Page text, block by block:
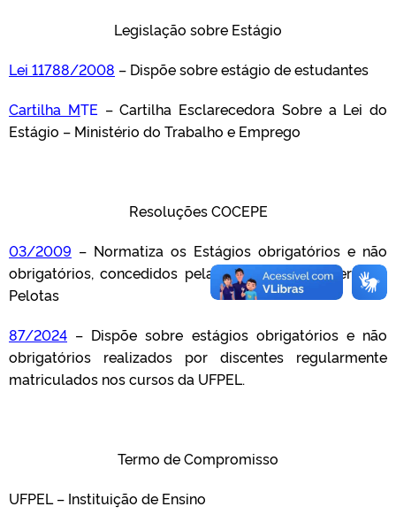
Legislação sobre Estágio
Lei 11788/2008 – Dispõe sobre estágio de estudantes
Cartilha MTE – Cartilha Esclarecedora Sobre a Lei do
Estágio – Ministério do Trabalho e Emprego
Resoluções COCEPE
03/2009 – Normatiza os Estágios obrigatórios e não
obrigatórios, concedidos pela Universidade Federal de
Pelotas
87/2024 – Dispõe sobre estágios obrigatórios e não
obrigatórios realizados por discentes regularmente
matriculados nos cursos da UFPEL.
Termo de Compromisso
UFPEL – Instituição de Ensino